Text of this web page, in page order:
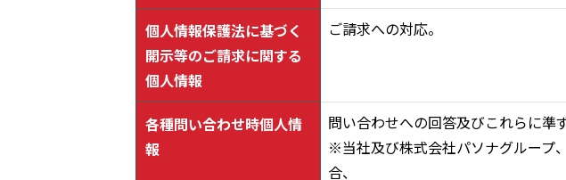
個人情報保護法に基づく
開示等のご請求に関する
個人情報
ご請求への対応。
各種問い合わせ時個人情
報
問い合わせへの回答及びこれらに準
※当社及び株式会社パソナグループ
合、